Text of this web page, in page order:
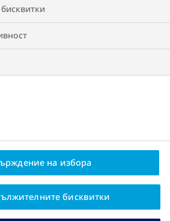
за поверителност
е запазена марка на Ново Нордиск
А/C
BG25CO00010
на избора
бисквитки